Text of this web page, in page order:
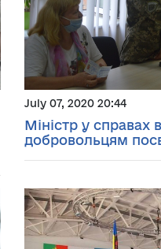
July 07, 2020 20:44
Міністр у справах
добровольцям